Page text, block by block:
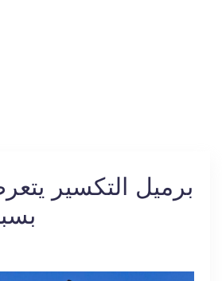
برميل التكسير